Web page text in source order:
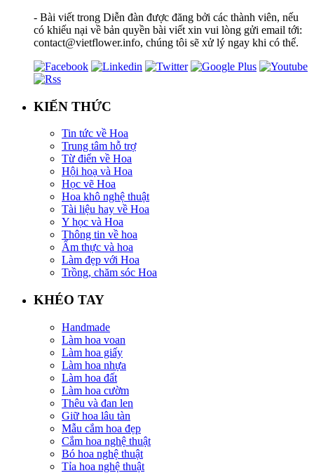
- Bài viết trong Diễn đàn được đăng bởi các thành viên, nếu
có khiếu nại về bản quyền bài viết xin vui lòng gửi email tới:
contact@vietflower.info, chúng tôi sẽ xử lý ngay khi có thể.
KIẾN THỨC
Tin tức về Hoa
Trung tâm hỗ trợ
Từ điển về Hoa
Hội hoạ và Hoa
Học vẽ Hoa
Hoa khô nghệ thuật
Tài liệu hay về Hoa
Y học và Hoa
Thông tin về hoa
Ẩm thực và hoa
Làm đẹp với Hoa
Trồng, chăm sóc Hoa
KHÉO TAY
Handmade
Làm hoa voan
Làm hoa giấy
Làm hoa nhựa
Làm hoa đất
Làm hoa cườm
Thêu và đan len
Giữ hoa lâu tàn
Mẫu cắm hoa đẹp
Cắm hoa nghệ thuật
Bó hoa nghệ thuật
Tỉa hoa nghệ thuật